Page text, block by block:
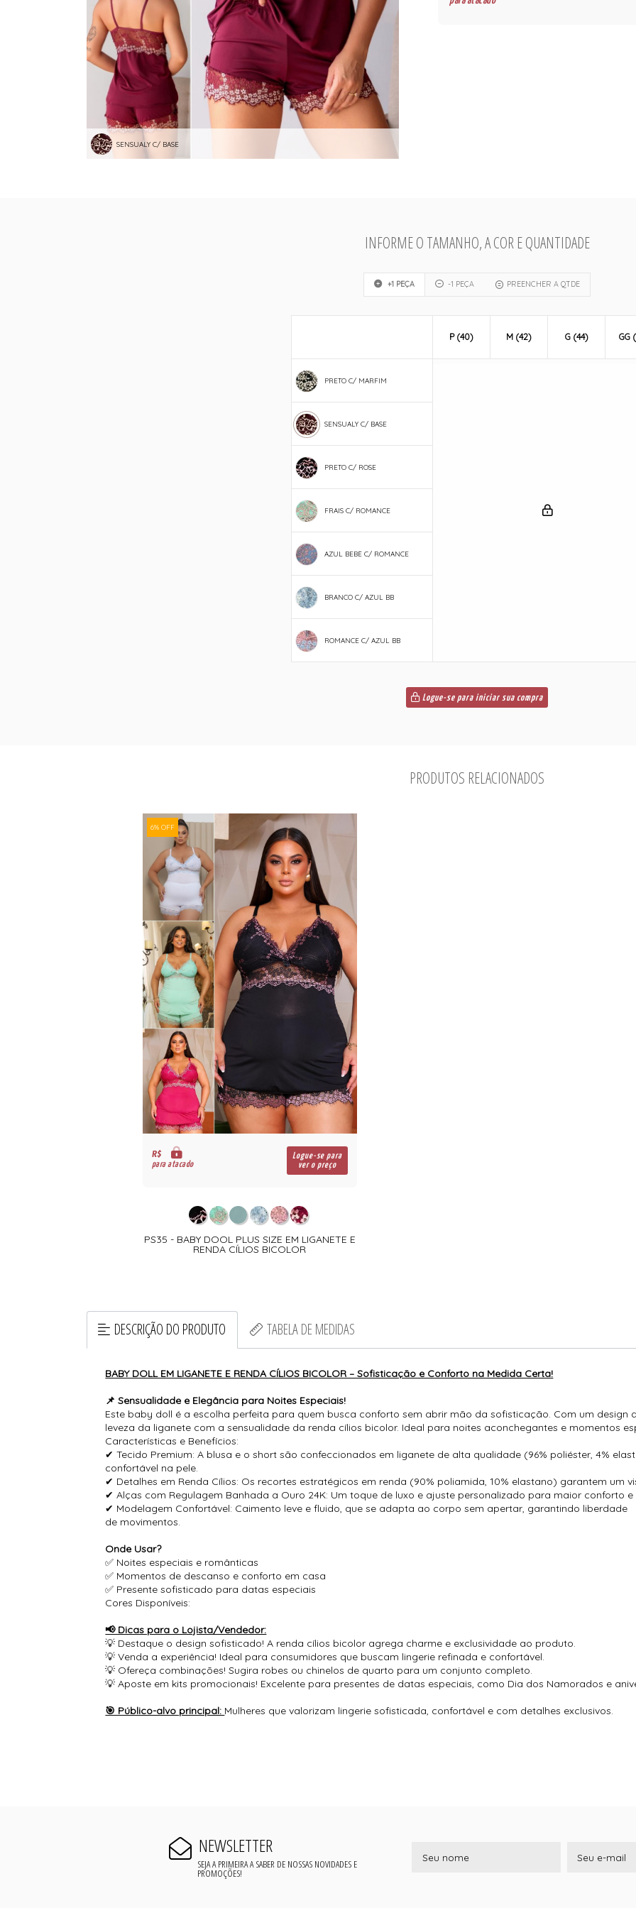
SENSUALY C/ BASE
INFORME O TAMANHO, A COR E QUANTIDADE
+1 PEÇA -1 PEÇA PREENCHER A QTDE
PRETO C/ MARFIM
SENSUALY C/ BASE
PRETO C/ ROSE
FRAIS C/ ROMANCE
AZUL BEBÊ C/ ROMANCE
BRANCO C/ AZUL BB
ROMANCE C/ AZUL BB
P (40) M (42) G (44) GG
Logue-se para iniciar sua compra
PRODUTOS RELACIONADOS
6% OFF
R$
para atacado
Logue-se para
ver o preço
PS35 - BABY DOOL PLUS SIZE EM LIGANETE E
RENDA CÍLIOS BICOLOR
DESCRIÇÃO DO PRODUTO TABELA DE MEDIDAS
BABY DOLL EM LIGANETE E RENDA CÍLIOS BICOLOR – Sofisticação e Conforto na Medida Certa!
📌 Sensualidade e Elegância para Noites Especiais!
Este baby doll é a escolha perfeita para quem busca conforto sem abrir mão da sofisticação. Com um design
leveza da liganete com a sensualidade da renda cílios bicolor. Ideal para noites aconchegantes e momentos
Características e Benefícios:
✔ Tecido Premium: A blusa e o short são confeccionados em liganete de alta qualidade (96% poliéster, 4%
confortável na pele.
✔ Detalhes em Renda Cílios: Os recortes estratégicos em renda (90% poliamida, 10% elastano) garantem um
✔ Alças com Regulagem Banhada a Ouro 24K: Um toque de luxo e ajuste personalizado para maior conforto
✔ Modelagem Confortável: Caimento leve e fluido, que se adapta ao corpo sem apertar, garantindo liberdade
de movimentos.
Onde Usar?
✅ Noites especiais e românticas
✅ Momentos de descanso e conforto em casa
✅ Presente sofisticado para datas especiais
Cores Disponíveis:
📢 Dicas para o Lojista/Vendedor:
💡 Destaque o design sofisticado! A renda cílios bicolor agrega charme e exclusividade ao produto.
💡 Venda a experiência! Ideal para consumidores que buscam lingerie refinada e confortável.
💡 Ofereça combinações! Sugira robes ou chinelos de quarto para um conjunto completo.
💡 Aposte em kits promocionais! Excelente para presentes de datas especiais, como Dia dos Namorados e
🎯 Público-alvo principal: Mulheres que valorizam lingerie sofisticada, confortável e com detalhes exclusivos.
NEWSLETTER
SEJA A PRIMEIRA A SABER DE NOSSAS NOVIDADES E
PROMOÇÕES!